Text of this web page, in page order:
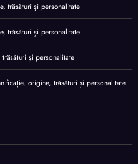
trăsături și personalitate
trăsături și personalitate
și personalitate
origine, trăsături și personalitate